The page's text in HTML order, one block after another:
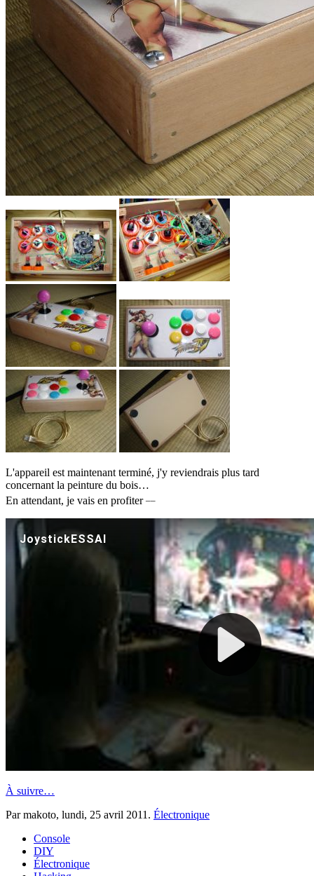
L'appareil est maintenant terminé, j'y reviendrais plus tard
concernant la peinture du bois…
En attendant, je vais en profiter
À suivre…
Par makoto, lundi, 25 avril 2011 . Électronique
Console
DIY
Électronique